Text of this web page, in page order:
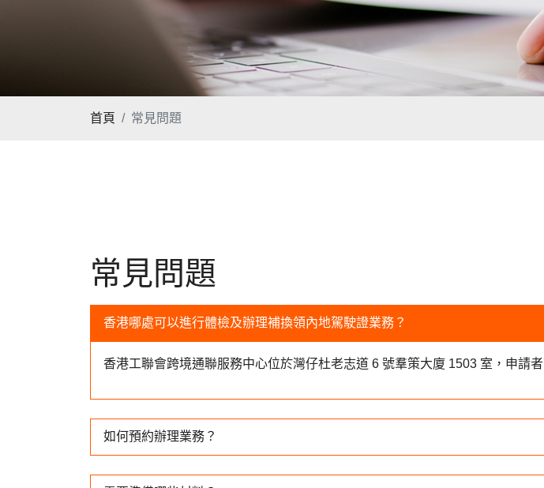
首頁 常見問題
常見問題
香港哪處可以進行體檢及辦理補換領內地駕駛證業務？
香港工聯會跨境通聯服務中心位於灣仔杜老志道 6 號羣策大廈 1503 室，申請
如何預約辦理業務？